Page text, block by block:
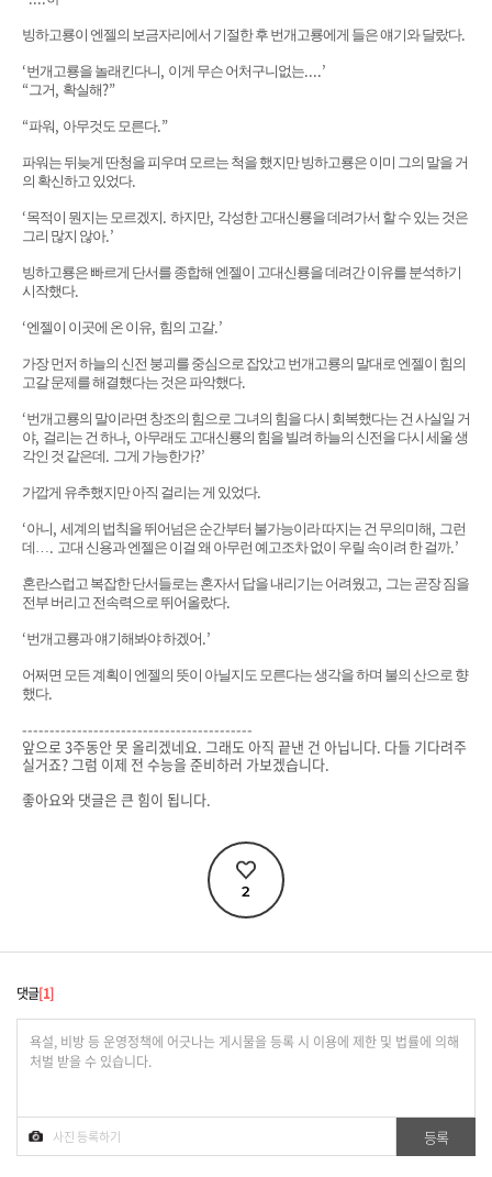
빙하고룡이 엔젤의 보금자리에서 기절한 후 번개고룡에게 들은 얘기와 달랐다.
‘번개고룡을 놀래킨다니, 이게 무슨 어처구니없는....’
“그거, 확실해?”
“파워, 아무것도 모른다.”
파워는 뒤늦게 딴청을 피우며 모르는 척을 했지만 빙하고룡은 이미 그의 말을 거
의 확신하고 있었다.
‘목적이 뭔지는 모르겠지. 하지만, 각성한 고대신룡을 데려가서 할 수 있는 것은
그리 많지 않아.’
빙하고룡은 빠르게 단서를 종합해 엔젤이 고대신룡을 데려간 이유를 분석하기
시작했다.
‘엔젤이 이곳에 온 이유, 힘의 고갈.’
가장 먼저 하늘의 신전 붕괴를 중심으로 잡았고 번개고룡의 말대로 엔젤이 힘의
고갈 문제를 해결했다는 것은 파악했다.
‘번개고룡의 말이라면 창조의 힘으로 그녀의 힘을 다시 회복했다는 건 사실일 거
야, 걸리는 건 하나, 아무래도 고대신룡의 힘을 빌려 하늘의 신전을 다시 세울 생
각인 것 같은데. 그게 가능한가?’
가깝게 유추했지만 아직 걸리는 게 있었다.
‘아니, 세계의 법칙을 뛰어넘은 순간부터 불가능이라 따지는 건 무의미해, 그런
데…. 고대 신용과 엔젤은 이걸 왜 아무런 예고조차 없이 우릴 속이려 한 걸까.’
혼란스럽고 복잡한 단서들로는 혼자서 답을 내리기는 어려웠고, 그는 곧장 짐을
전부 버리고 전속력으로 뛰어올랐다.
‘번개고룡과 얘기해봐야 하겠어.’
어쩌면 모든 계획이 엔젤의 뜻이 아닐지도 모른다는 생각을 하며 불의 산으로 향
했다.
------------------------------------------
앞으로 3주동안 못 올리겠네요. 그래도 아직 끝낸 건 아닙니다. 다들 기다려주
실거죠? 그럼 이제 전 수능을 준비하러 가보겠습니다.
좋아요와 댓글은 큰 힘이 됩니다.
2
댓글 1